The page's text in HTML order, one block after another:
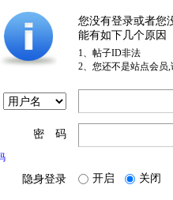
您没有登录或者您
能有如下几个原因
1、帖子ID非法
2、您还不是站点会员
密 码
隐身登录 开启 关闭